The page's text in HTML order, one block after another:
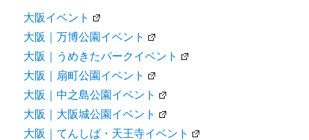
大阪イベント
大阪｜万博公園イベント
大阪｜うめきたパークイベント
大阪｜扇町公園イベント
大阪｜中之島公園イベント
大阪｜大阪城公園イベント
大阪｜てんしば・天王寺イベント